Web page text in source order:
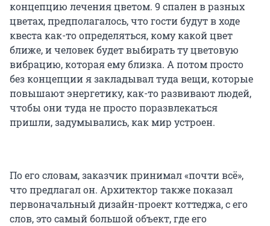
концепцию лечения цветом. 9 спален в разных
цветах, предполагалось, что гости будут в ходе
квеста как-то определяться, кому какой цвет
ближе, и человек будет выбирать ту цветовую
вибрацию, которая ему близка. А потом просто
без концепции я закладывал туда вещи, которые
повышают энергетику, как-то развивают людей,
чтобы они туда не просто поразвлекаться
пришли, задумывались, как мир устроен.
По его словам, заказчик принимал «почти всё»,
что предлагал он. Архитектор также показал
первоначальный дизайн-проект коттеджа, с его
слов, это самый большой объект, где его